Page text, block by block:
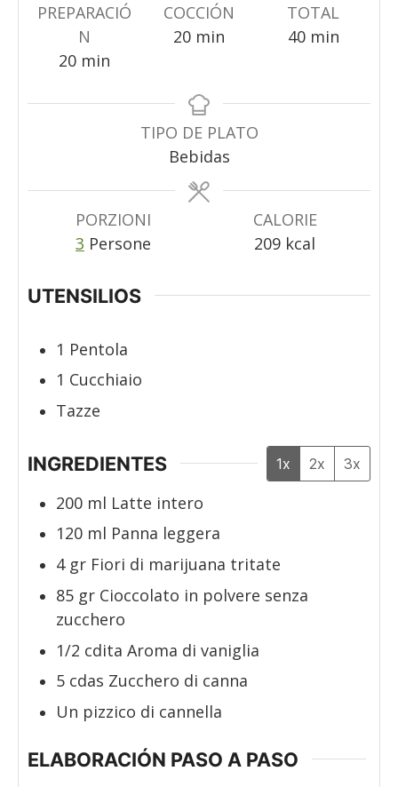
PREPARACIÓ
N
20minuti
min
COCCIÓN
20minuti
min
TOTAL
40minuti
min
TIPO DE PLATO
Bebidas
PORZIONI
3 Persone
CALORIE
209 kcal
UTENSILIOS
1 Pentola
1 Cucchiaio
Tazze
INGREDIENTES 1x 2x 3x
200 ml Latte intero
120 ml Panna leggera
4 gr Fiori di marijuana tritate
85 gr Cioccolato in polvere senza
zucchero
1/2 cdita Aroma di vaniglia
5 cdas Zucchero di canna
Un pizzico di cannella
ELABORACIÓN PASO A PASO